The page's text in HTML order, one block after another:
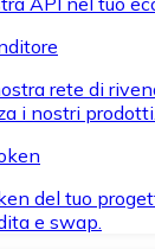
rete di
i nostri prodotti.
del tuo
e swap.